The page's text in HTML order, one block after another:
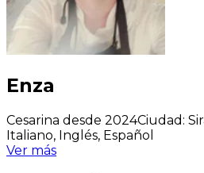
Enza
Cesarina desde 2024Ciudad :
Italiano, Inglés, Español
Ver más